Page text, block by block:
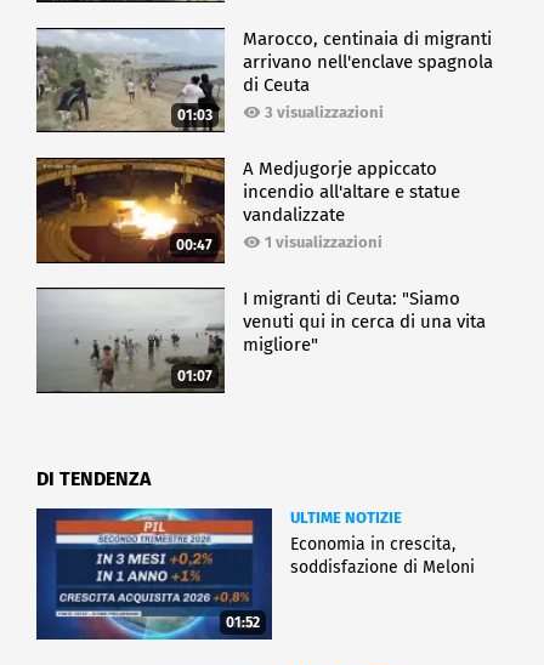
01:03
Marocco, centinaia di migranti
arrivano nell'enclave spagnola
di Ceuta
3 visualizzazioni
00:47
A Medjugorje appiccato
incendio all'altare e statue
vandalizzate
1 visualizzazioni
01:07
I migranti di Ceuta: "Siamo
venuti qui in cerca di una vita
migliore"
DI TENDENZA
01:52
ULTIME NOTIZIE
Economia in crescita,
soddisfazione di Meloni